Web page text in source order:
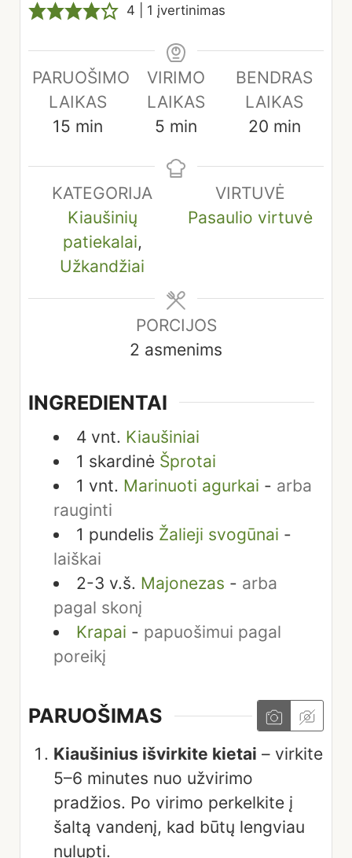
4 | 1 įvertinimas
PARUOŠIMO
LAIKAS
15minutes
min
VIRIMO
LAIKAS
5minutes
min
BENDRAS
LAIKAS
20minutes
min
KATEGORIJA
Kiaušinių
patiekalai,
Užkandžiai
VIRTUVĖ
Pasaulio virtuvė
PORCIJOS
2 asmenims
INGREDIENTAI
4 vnt. Kiaušiniai
1 skardinė Šprotai
1 vnt. Marinuoti agurkai - arba
rauginti
1 pundelis Žalieji svogūnai -
laiškai
2-3 v.š. Majonezas - arba
pagal skonį
Krapai - papuošimui pagal
poreikį
PARUOŠIMAS
Kiaušinius išvirkite kietai – virkite
5–6 minutes nuo užvirimo
pradžios. Po virimo perkelkite į
šaltą vandenį, kad būtų lengviau
nulupti.